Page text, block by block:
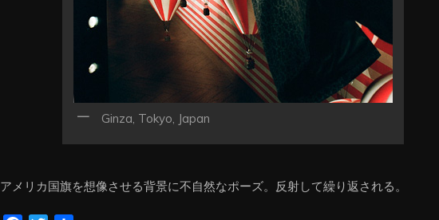
Ginza, Tokyo, Japan
アメリカ国旗を想像させる背景に不自然なポーズ。反射して繰り返される。